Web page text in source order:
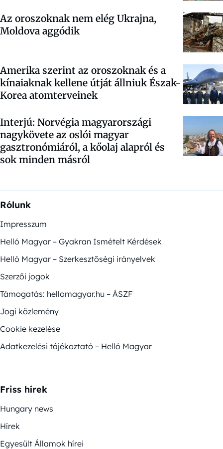
Az oroszoknak nem elég Ukrajna,
Moldova aggódik
Amerika szerint az oroszoknak és a
kínaiaknak kellene útját állniuk Észak-
Korea atomterveinek
Interjú: Norvégia magyarországi
nagykövete az oslói magyar
gasztronómiáról, a kőolaj alapról és
sok minden másról
Rólunk
Impresszum
Helló Magyar – Gyakran Ismételt Kérdések
Helló Magyar – Szerkesztőségi irányelvek
Szerzői jogok
Támogatás: hellomagyar.hu – ÁSZF
Jogi közlemény
Cookie kezelése
Adatkezelési tájékoztató – Helló Magyar
Friss hírek
Hungary news
Hírek
Egyesült Államok hírei